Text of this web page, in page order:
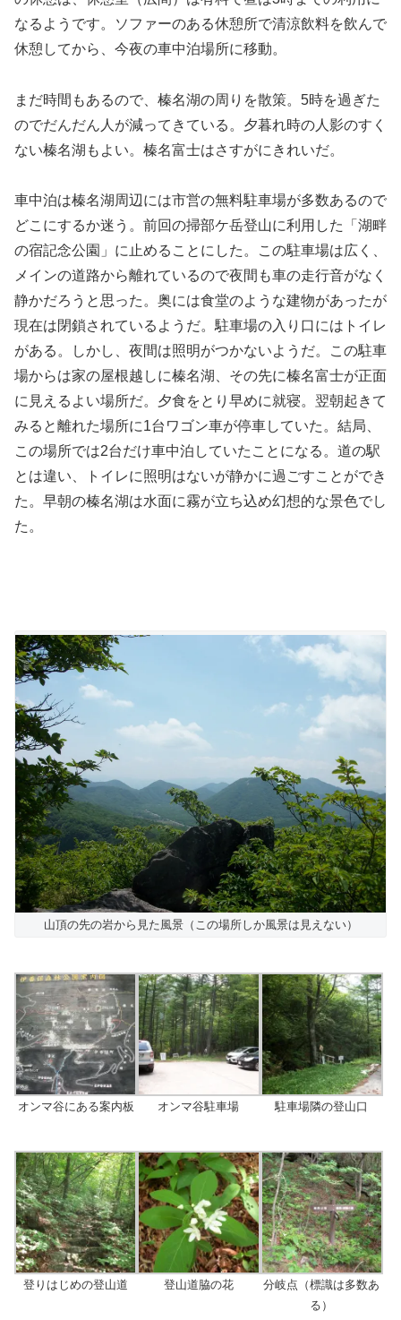
なるようです。ソファーのある休憩所で清涼飲料を飲んで
休憩してから、今夜の車中泊場所に移動。
まだ時間もあるので、榛名湖の周りを散策。5時を過ぎた
のでだんだん人が減ってきている。夕暮れ時の人影のすく
ない榛名湖もよい。榛名富士はさすがにきれいだ。
車中泊は榛名湖周辺には市営の無料駐車場が多数あるので
どこにするか迷う。前回の掃部ケ岳登山に利用した「湖畔
の宿記念公園」に止めることにした。この駐車場は広く、
メインの道路から離れているので夜間も車の走行音がなく
静かだろうと思った。奥には食堂のような建物があったが
現在は閉鎖されているようだ。駐車場の入り口にはトイレ
がある。しかし、夜間は照明がつかないようだ。この駐車
場からは家の屋根越しに榛名湖、その先に榛名富士が正面
に見えるよい場所だ。夕食をとり早めに就寝。翌朝起きて
みると離れた場所に1台ワゴン車が停車していた。結局、
この場所では2台だけ車中泊していたことになる。道の駅
とは違い、トイレに照明はないが静かに過ごすことができ
た。早朝の榛名湖は水面に霧が立ち込め幻想的な景色でし
た。
山頂の先の岩から見た風景（この場所しか風景は見えない）
オンマ谷にある案内板 オンマ谷駐車場 駐車場隣の登山口
登りはじめの登山道 登山道脇の花
分岐点（標識は多数あ
る）